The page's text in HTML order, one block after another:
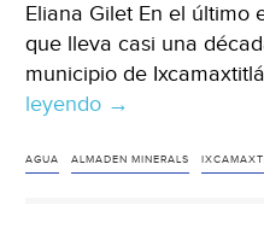
Eliana Gilet En el último
que lleva casi una
municipio de
leyendo Puebla:
minera
→
AGUA ALMADEN MINERALS